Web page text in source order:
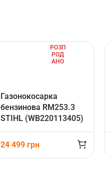
РОЗП
РОД
АНО
Газонокосарка
бензинова RM253.3
STIHL (WB220113405)
24 499 грн